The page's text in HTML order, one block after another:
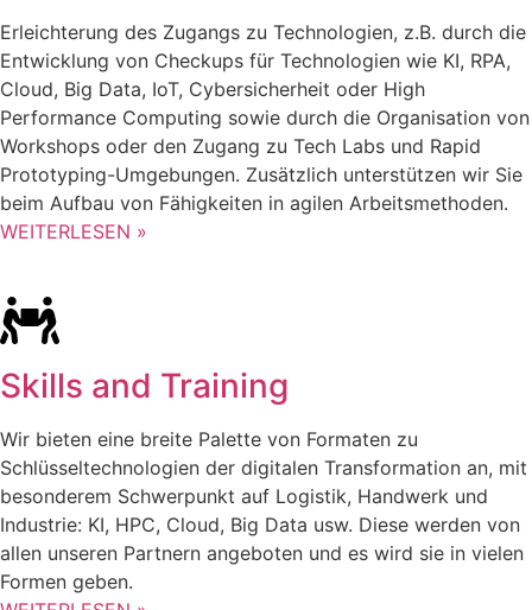
Erleichterung des Zugangs zu Technologien, z.B. durch die
Entwicklung von Checkups für Technologien wie KI, RPA,
Cloud, Big Data, IoT, Cybersicherheit oder High
Performance Computing sowie durch die Organisation von
Workshops oder den Zugang zu Tech Labs und Rapid
Prototyping-Umgebungen. Zusätzlich unterstützen wir Sie
beim Aufbau von Fähigkeiten in agilen Arbeitsmethoden.
WEITERLESEN »
Skills and Training
Wir bieten eine breite Palette von Formaten zu
Schlüsseltechnologien der digitalen Transformation an, mit
besonderem Schwerpunkt auf Logistik, Handwerk und
Industrie: KI, HPC, Cloud, Big Data usw. Diese werden von
allen unseren Partnern angeboten und es wird sie in vielen
Formen geben.